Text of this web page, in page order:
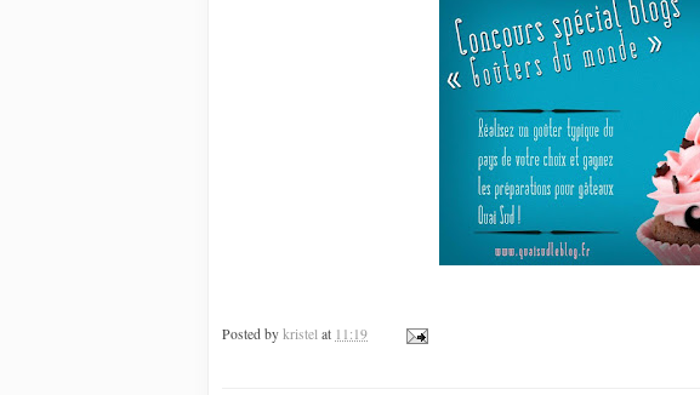
Posted by kristel at 11:19